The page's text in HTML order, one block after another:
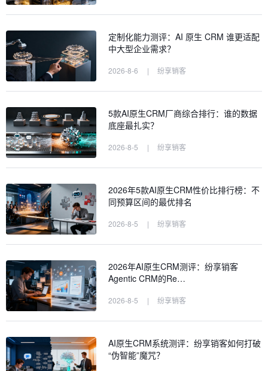
定制化能力测评：AI 原生 CRM 谁更适配
中大型企业需求？
2026-8-6 | 纷享销客
5款AI原生CRM厂商综合排行：谁的数据
底座最扎实？
2026-8-5 | 纷享销客
2026年5款AI原生CRM性价比排行榜：不
同预算区间的最优排名
2026-8-5 | 纷享销客
2026年AI原生CRM测评：纷享销客
Agentic CRM的Re…
2026-8-5 | 纷享销客
AI原生CRM系统测评：纷享销客如何打破
“伪智能”魔咒？